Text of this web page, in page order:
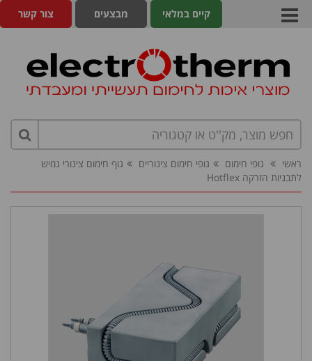
צור קשר מבצעים קיים במלאי
ראשי גופי חימום גופי חימום צינוריים
גוף חימום צינורי גמיש
לתבניות הזרקה Hotflex